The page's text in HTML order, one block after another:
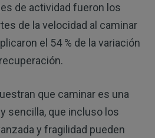
de actividad fueron los
de la velocidad al caminar
el 54 % de la variación
que caminar es una
sencilla, que incluso los
y fragilidad pueden